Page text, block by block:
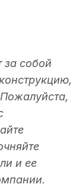
за собой
и ее